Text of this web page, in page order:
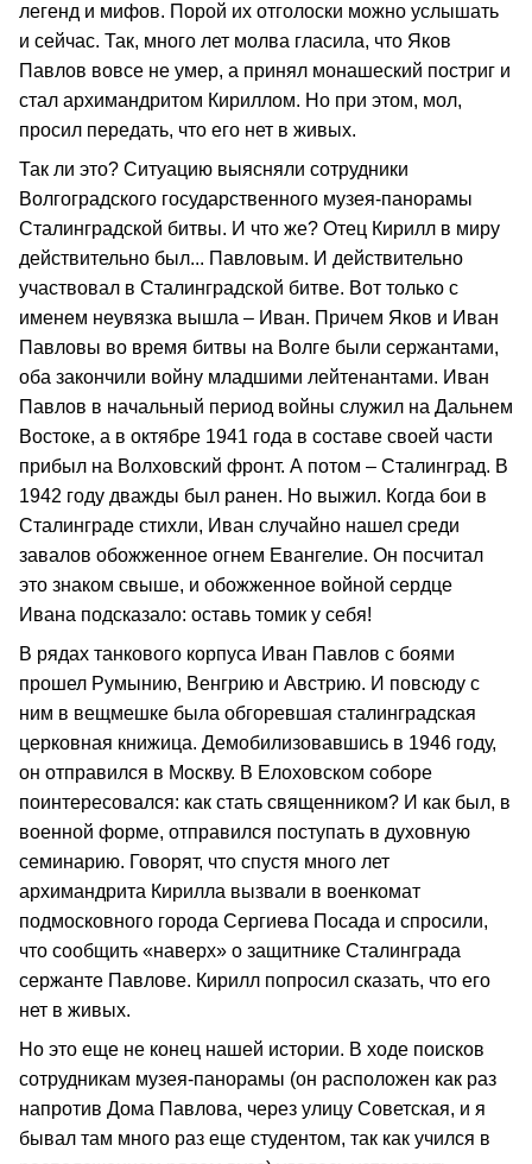
легенд и мифов. Порой их отголоски можно услышать
и сейчас. Так, много лет молва гласила, что Яков
Павлов вовсе не умер, а принял монашеский постриг и
стал архимандритом Кириллом. Но при этом, мол,
просил передать, что его нет в живых.
Так ли это? Ситуацию выясняли сотрудники
Волгоградского государственного музея-панорамы
Сталинградской битвы. И что же? Отец Кирилл в миру
действительно был... Павловым. И действительно
участвовал в Сталинградской битве. Вот только с
именем неувязка вышла – Иван. Причем Яков и Иван
Павловы во время битвы на Волге были сержантами,
оба закончили войну младшими лейтенантами. Иван
Павлов в начальный период войны служил на Дальнем
Востоке, а в октябре 1941 года в составе своей части
прибыл на Волховский фронт. А потом – Сталинград. В
1942 году дважды был ранен. Но выжил. Когда бои в
Сталинграде стихли, Иван случайно нашел среди
завалов обожженное огнем Евангелие. Он посчитал
это знаком свыше, и обожженное войной сердце
Ивана подсказало: оставь томик у себя!
В рядах танкового корпуса Иван Павлов с боями
прошел Румынию, Венгрию и Австрию. И повсюду с
ним в вещмешке была обгоревшая сталинградская
церковная книжица. Демобилизовавшись в 1946 году,
он отправился в Москву. В Елоховском соборе
поинтересовался: как стать священником? И как был, в
военной форме, отправился поступать в духовную
семинарию. Говорят, что спустя много лет
архимандрита Кирилла вызвали в военкомат
подмосковного города Сергиева Посада и спросили,
что сообщить «наверх» о защитнике Сталинграда
сержанте Павлове. Кирилл попросил сказать, что его
нет в живых.
Но это еще не конец нашей истории. В ходе поисков
сотрудникам музея-панорамы (он расположен как раз
напротив Дома Павлова, через улицу Советская, и я
бывал там много раз еще студентом, так как учился в